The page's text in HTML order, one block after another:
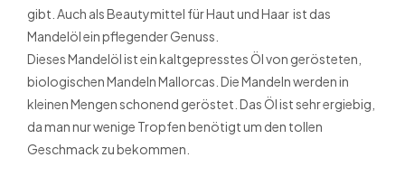
gibt. Auch als Beautymittel für Haut und Haar ist das
Mandelöl ein pflegender Genuss.
Dieses Mandelöl ist ein kaltgepresstes Öl von gerösteten,
biologischen Mandeln Mallorcas. Die Mandeln werden in
kleinen Mengen schonend geröstet. Das Öl ist sehr ergiebig,
da man nur wenige Tropfen benötigt um den tollen
Geschmack zu bekommen.